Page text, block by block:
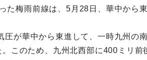
た梅雨前線は、5月28日、華中から
圧が華中から東進して、一時九州の
このため、九州北西部に400ミリ